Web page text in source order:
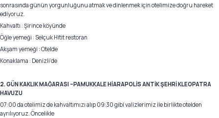
sonrasında günün yorgunluğunu atmak ve dinlenmek için otelimize doğru hareket
ediyoruz.
Kahvaltı : Şirince köyünde
Öğle yemeği : Selçuk Hitit restoran
Akşam yemeği : Otelde
Konaklama : Denizli’de
2. GÜN KAKLIK MAĞARASI –PAMUKKALE HİARAPOLİS ANTİK ŞEHRİ KLEOPATRA
HAVUZU
07:00 da otelimiz de kahvaltımızı alıp 09:30 gibi valizlerimiz ile birlikte otelden
ayrılıyoruz. Öncelikle